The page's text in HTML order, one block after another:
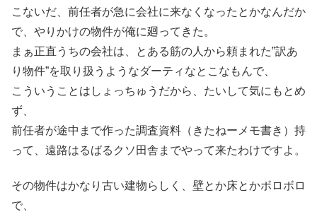
こないだ、前任者が急に会社に来なくなったとかなんだか
で、やりかけの物件が俺に廻ってきた。
まぁ正直うちの会社は、とある筋の人から頼まれた”訳あ
り物件”を取り扱うようなダーティなとこなもんで、
こういうことはしょっちゅうだから、たいして気にもとめ
ず、
前任者が途中まで作った調査資料（きたねーメモ書き）持
って、遠路はるばるクソ田舎までやって来たわけですよ。
その物件はかなり古い建物らしく、壁とか床とかボロボロ
で、